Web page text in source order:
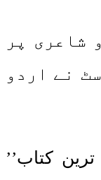
شاعری پر
نے اردو
کتاب’’